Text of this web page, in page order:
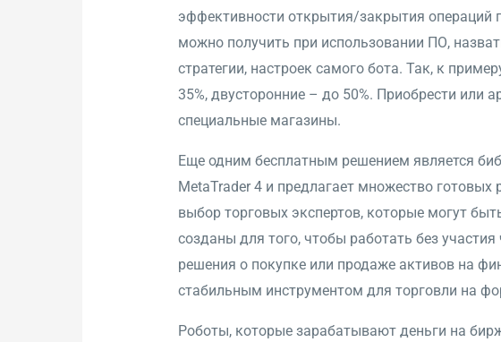
эффективности открытия/закрытия операций
можно получить при использовании ПО,
стратегии, настроек самого бота. Так, к
35%, двусторонние – до 50%. Приобрести или
специальные магазины.
Еще одним бесплатным решением является
MetaTrader 4 и предлагает множество
выбор торговых экспертов, которые могут
созданы для того, чтобы работать без
решения о покупке или продаже активов на
стабильным инструментом для торговли на
Роботы, которые зарабатывают деньги на